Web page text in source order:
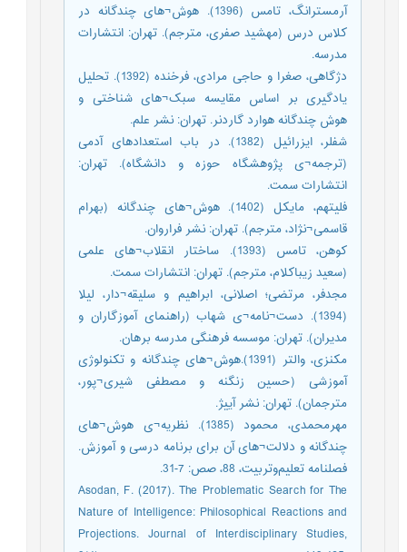
آرمسترانگ، تامس (1396). هوش¬های چندگانه در
کلاس درس (مهشید صفری، مترجم). تهران: انتشارات
مدرسه.
دژگاهی، صغرا و حاجی مرادی، فرخنده (1392). تحلیل
یادگیری بر اساس مقایسه سبک¬های شناختی و
هوش چندگانه هوارد گاردنر. تهران: نشر علم.
شفلر، ایزرائیل (1382). در باب استعدادهای آدمی
(ترجمه¬ی پژوهشگاه حوزه و دانشگاه). تهران:
انتشارات سمت.
فلیتهم، مایکل (1402). هوش¬های چندگانه (بهرام
قاسمی¬نژاد، مترجم). تهران: نشر فراروان.
کوهن، تامس (1393). ساختار انقلاب¬های علمی
(سعید زیباکلام، مترجم). تهران: انتشارات سمت.
مجدفر، مرتضی؛ اصلانی، ابراهیم و سلیقه¬دار، لیلا
(1394). دست¬نامه¬ی شهاب (راهنمای آموزگاران و
مدیران). تهران: موسسه فرهنگی مدرسه برهان.
مکنزی، والتر (1391).هوش¬های چندگانه و تکنولوژی
آموزشی (حسین زنگنه و مصطفی شیری¬پور،
مترجمان). تهران: نشر آییژ.
مهرمحمدی، محمود (1385). نظریه¬ی هوش¬های
چندگانه و دلالت¬های آن برای برنامه درسی و آموزش.
فصلنامه تعلیم‌و‌تربیت، 88، صص: 7-31.
Asodan, F. (2017). The Problematic Search for The
Nature of Intelligence: Philosophical Reactions and
Projections. Journal of Interdisciplinary Studies,